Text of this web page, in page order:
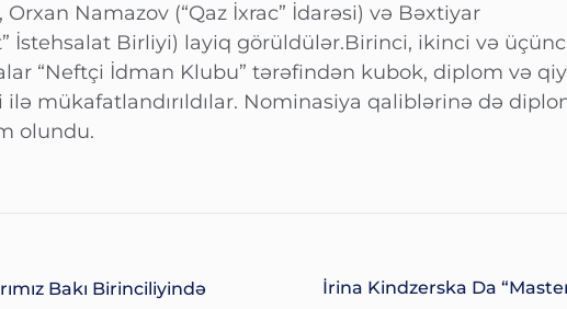
Orxan Namazov (“Qaz İxrac” İdarəsi) və Bəxtiyar
İstehsalat Birliyi) layiq görüldülər.Birinci, ikinci və
“Neftçi İdman Klubu” tərəfindən kubok, diplom və
mükafatlandırıldılar. Nominasiya qaliblərinə də
olundu.
Bakı Birinciliyində
İrina Kindzerska Da